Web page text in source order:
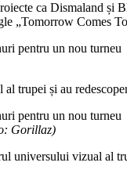
ca Dismaland
„Tomorrow Comes
trupei și au
Gorillaz)
universului vizual al